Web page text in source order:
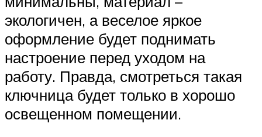
экологичен, а веселое яркое
оформление будет поднимать
настроение перед уходом на
работу. Правда, смотреться такая
ключница будет только в хорошо
освещенном помещении.